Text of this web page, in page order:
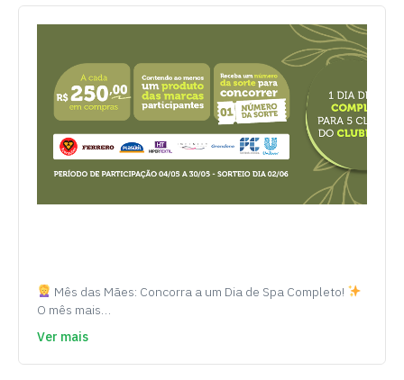
Mês das Mães: Concorra a um Dia de Spa Completo!
O mês mais…
Ver mais